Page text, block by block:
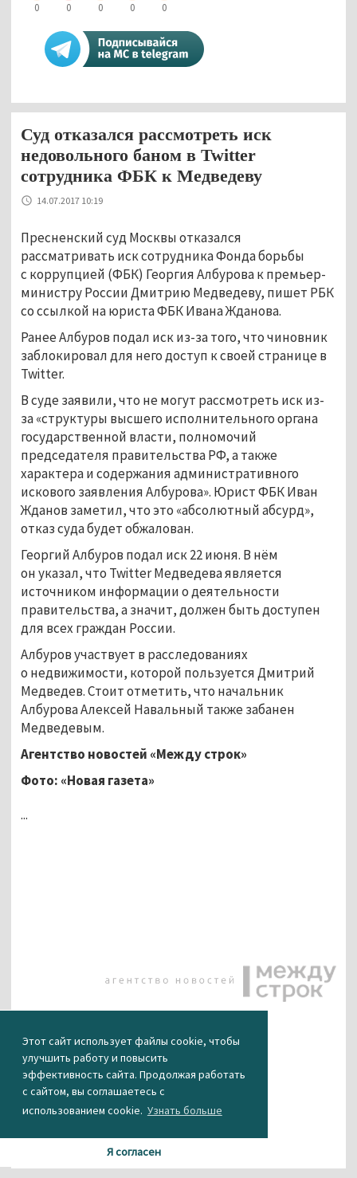
Этот сайт использует файлы cookie, чтобы
улучшить работу и повысить
эффективность сайта. Продолжая работать
с сайтом, вы соглашаетесь с
использованием cookie. Узнать больше
Я согласен
0 0 0 0 0
Суд отказался рассмотреть иск
недовольного баном в Twitter
сотрудника ФБК к Медведеву
14.07.2017 10:19
Пресненский суд Москвы отказался
рассматривать иск сотрудника Фонда борьбы
с коррупцией (ФБК) Георгия Албурова к премьер-
министру России Дмитрию Медведеву, пишет РБК
со ссылкой на юриста ФБК Ивана Жданова.
Ранее Албуров подал иск из-за того, что чиновник
заблокировал для него доступ к своей странице в
Twitter.
В суде заявили, что не могут рассмотреть иск из-
за «структуры высшего исполнительного органа
государственной власти, полномочий
председателя правительства РФ, а также
характера и содержания административного
искового заявления Албурова». Юрист ФБК Иван
Жданов заметил, что это «абсолютный абсурд»,
отказ суда будет обжалован.
Георгий Албуров подал иск 22 июня. В нём
он указал, что Twitter Медведева является
источником информации о деятельности
правительства, а значит, должен быть доступен
для всех граждан России.
Албуров участвует в расследованиях
о недвижимости, которой пользуется Дмитрий
Медведев. Стоит отметить, что начальник
Албурова Алексей Навальный также забанен
Медведевым.
Агентство новостей «Между строк»
Фото: «Новая газета»
...
0 0 0 0 0